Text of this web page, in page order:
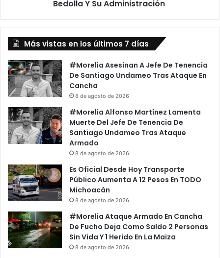
Bedolla Y Su Administración
Más vistas en los últimos 7 días
#Morelia Asesinan A Jefe De Tenencia
De Santiago Undameo Tras Ataque En
Cancha
8 de agosto de 2026
#Morelia Alfonso Martínez Lamenta
Muerte Del Jefe De Tenencia De
Santiago Undameo Tras Ataque
Armado
8 de agosto de 2026
Es Oficial Desde Hoy Transporte
Público Aumenta A 12 Pesos En TODO
Michoacán
8 de agosto de 2026
#Morelia Ataque Armado En Cancha
De Fucho Deja Como Saldo 2 Personas
Sin Vida Y 1 Herido En La Maiza
8 de agosto de 2026